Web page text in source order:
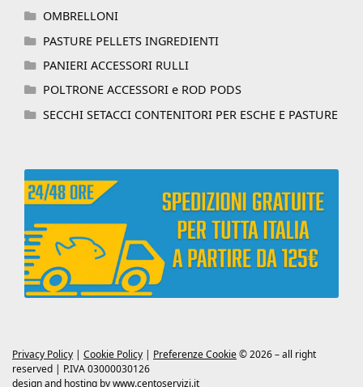
OMBRELLONI
PASTURE PELLETS INGREDIENTI
PANIERI ACCESSORI RULLI
POLTRONE ACCESSORI e ROD PODS
SECCHI SETACCI CONTENITORI PER ESCHE E PASTURE
Privacy Policy | Cookie Policy | Preferenze Cookie© 2026 – all right
reserved | P.IVA 03000030126
design and hosting bywww.centoservizi.it